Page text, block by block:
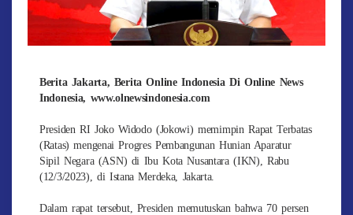
Berita Jakarta, Berita Online Indonesia Di Online News
Indonesia, www.olnewsindonesia.com
Presiden RI Joko Widodo (Jokowi) memimpin Rapat Terbatas
(Ratas) mengenai Progres Pembangunan Hunian Aparatur
Sipil Negara (ASN) di Ibu Kota Nusantara (IKN), Rabu
(12/3/2023), di Istana Merdeka, Jakarta.
Dalam rapat tersebut, Presiden memutuskan bahwa 70 persen